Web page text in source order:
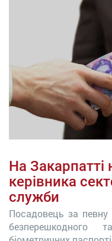
На Закарпатті
керівника
служби
Посадовець за певну
безперешкодного